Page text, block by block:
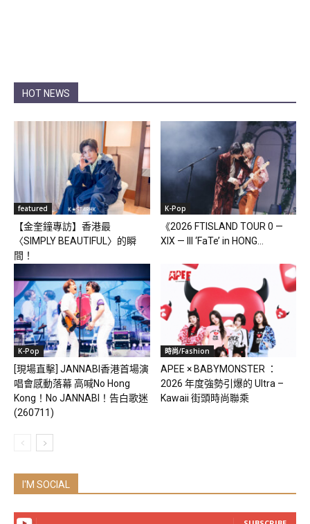
HOT NEWS
featured
【金奎鐘專訪】香港最
〈SIMPLY BEAUTIFUL〉的瞬
間！
K-Pop
《2026 FTISLAND TOUR 0 —
XIX — III ‘FaTe’ in HONG...
K-Pop
[現場直擊] JANNABI香港首場演
唱會感動落幕 高喊No Hong
Kong！No JANNABI！告白歌迷
(260711)
時尚/Fashion
APEE × BABYMONSTER ：
2026 年度強勢引爆的 Ultra –
Kawaii 街頭時尚聯乘
I'M SOCIAL